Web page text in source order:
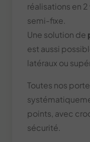
réalisations en
semi-fixe.
Une solution de
est aussi
latéraux ou
Toutes nos
points, avec
sécurité.